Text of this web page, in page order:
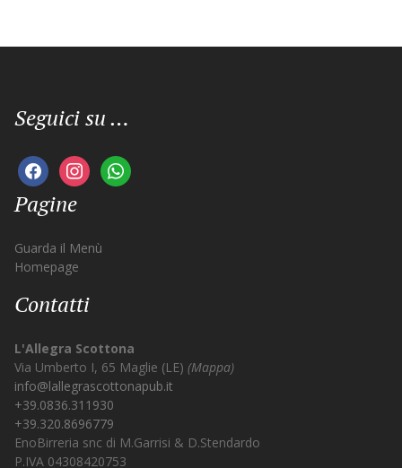
Seguici su …
facebookinstagramwhatsapp
Pagine
Guarda il Menù
Homepage
Contatti
L'Allegra Scottona
Via Umberto I, 65 Maglie (LE) (Mappa)
info@lallegrascottonapub.it
+39.0836.311930
+39.320.8696779
EnoBirreria snc di M.Garrisi & D.Stendardo
P.IVA 04308420753